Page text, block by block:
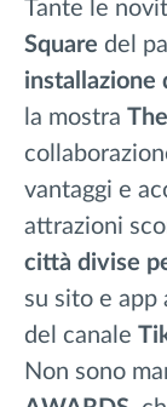
Tante le
Square del
installazione
la mostra
vantaggi e
attrazioni
città divise
su sito e app
del canale
Non sono